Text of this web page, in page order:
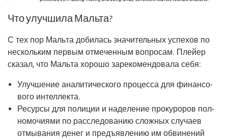
Что улучшила Мальта?
С тех пор Маль­та доби­лась зна­чи­тель­ных успе­хов по
несколь­ким пер­вым отме­чен­ным вопро­сам. Плей­ер
ска­зал, что Маль­та хоро­шо заре­ко­мен­до­ва­ла себя:
Улуч­ше­ние ана­ли­ти­че­ско­го про­цес­са для финан­со­
во­го интеллекта.
Ресур­сы для поли­ции и наде­ле­ние про­ку­ро­ров пол­
но­мо­чи­я­ми по рас­сле­до­ва­нию слож­ных слу­ча­ев
отмы­ва­ния денег и предъ­яв­ле­нию им обви­не­ний